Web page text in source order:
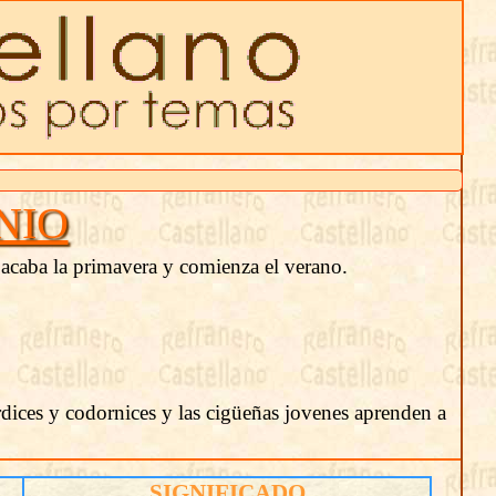
la primavera y comienza el verano.
y codornices y las cigüeñas jovenes aprenden a